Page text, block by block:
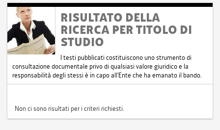
RISULTATO DELLA
RICERCA PER TITOLO DI
STUDIO
I testi pubblicati costituiscono uno strumento di
consultazione documentale privo di qualsiasi valore giuridico e la
responsabilità degli stessi è in capo all'Ente che ha emanato il bando.
Non ci sono risultati per i criteri richiesti.